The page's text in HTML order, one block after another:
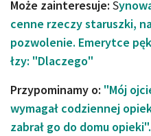
Może zainteresuje: S
cenne rzeczy staruszki,
pozwolenie. Emerytce
łzy: "Dlaczego"
Przypominamy o: "Mój
wymagał codziennej
zabrał go do domu